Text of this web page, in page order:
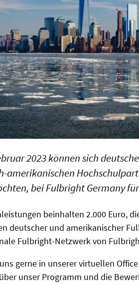
2023 können sich
amerikanischen
bei Fulbright Germany
beinhalten 2.000 Euro,
deutscher und amerikanischer
Fulbright-Netzwerk von
gerne in unserer virtuellen
unser Programm und die